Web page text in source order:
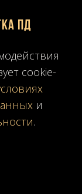
ПД
cookie-
и
.